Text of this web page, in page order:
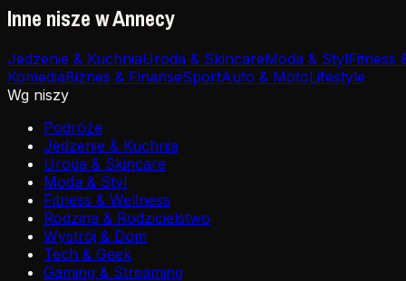
Inne nisze w Annecy
Jedzenie & KuchniaUroda & SkincareModa & StylFitness
KomediaBiznes & FinanseSportAuto & MotoLifestyle
Wg niszy
Podróże
Jedzenie & Kuchnia
Uroda & Skincare
Moda & Styl
Fitness & Wellness
Rodzina & Rodzicielstwo
Wystrój & Dom
Tech & Geek
Gaming & Streaming